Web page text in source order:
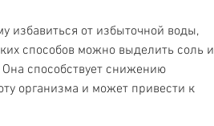
избавиться от избыточной воды,
способов можно выделить соль и
способствует снижению
организма и может привести к